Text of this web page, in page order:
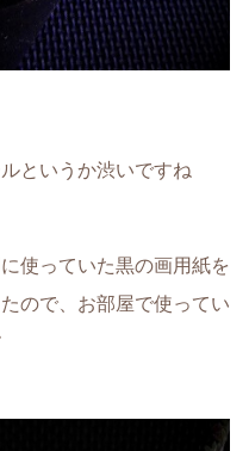
というか渋いですね
使っていた黒の画用紙を
ので、お部屋で使ってい